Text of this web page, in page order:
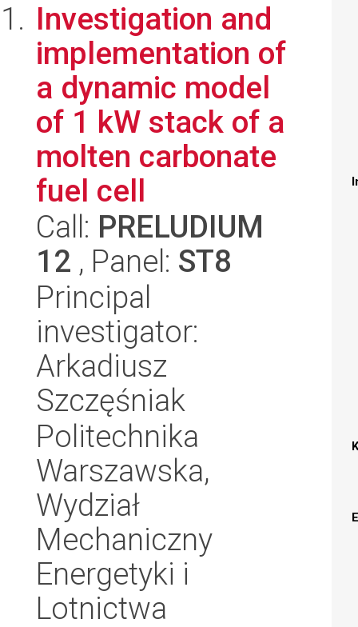
Investigation and
implementation of
a dynamic model
of 1 kW stack of a
molten carbonate
fuel cell
Call: PRELUDIUM
12 , Panel: ST8
Principal
investigator:
Arkadiusz
Szczęśniak
Politechnika
Warszawska,
Wydział
Mechaniczny
Energetyki i
Lotnictwa